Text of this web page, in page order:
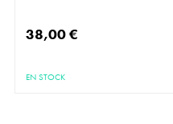
38,00 €
EN STOCK